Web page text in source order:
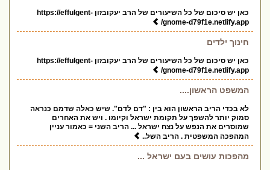
כאן יש סיכום של כל השיעורים של הרב יעקובזון https://effulgent-
gnome-d79f1e.netlify.app/
חינוך ילדים
כאן יש סיכום של כל השיעורים של הרב יעקובזון https://effulgent-
gnome-d79f1e.netlify.app/
המשפט הראשון....
לא בכדי הריב הראשון הוא בין : "דם לדם". שיש כאלה שדמם כנראה
סמוק יותר להשפך על תקומת ישראל וקיומו . ויש את האחרים
שמוסרים את הנפש על נצח ישראל ... הריב השני = כאמור עניין
המהפכה המשפטית . הריב השל..
מהפכות עושים בעם ישראל ...